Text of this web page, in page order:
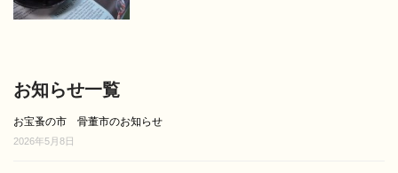
お知らせ一覧
お宝蚤の市 骨董市のお知らせ
2026年5月8日